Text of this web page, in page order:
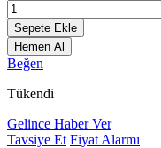
Sepete Ekle
Hemen Al
Beğen
Tükendi
Gelince Haber Ver
Tavsiye Et Fiyat Alarmı